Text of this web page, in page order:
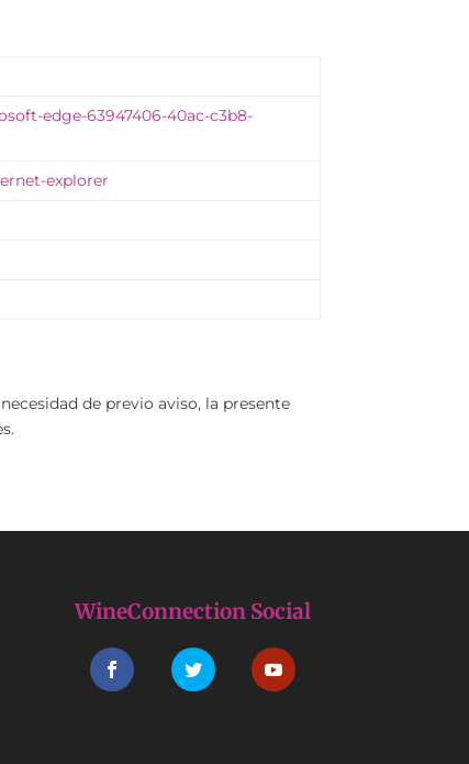
edge-63947406-40ac-c3b8-
explorer
de previo aviso, la presente
WineConnection Social